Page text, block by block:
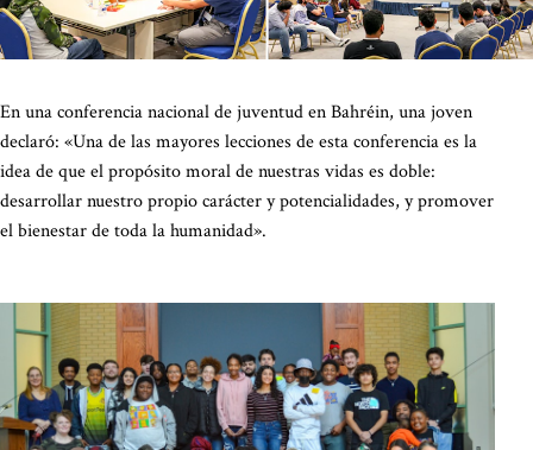
En una conferencia nacional de juventud en Bahréin, una joven
declaró: «Una de las mayores lecciones de esta conferencia es la
idea de que el propósito moral de nuestras vidas es doble:
desarrollar nuestro propio carácter y potencialidades, y promover
el bienestar de toda la humanidad».